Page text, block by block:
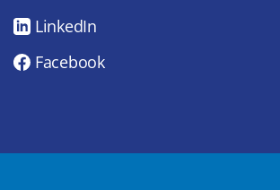
LinkedIn
Facebook